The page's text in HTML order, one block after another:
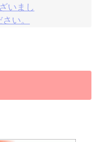
いまし
い。